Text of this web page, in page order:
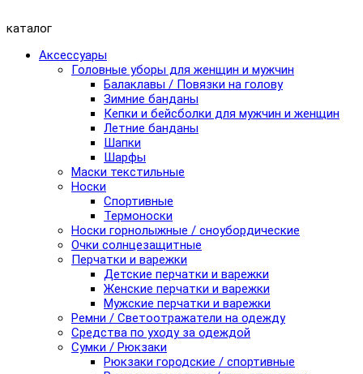
каталог
Аксессуары
Головные уборы для женщин и мужчин
Балаклавы / Повязки на голову
Зимние банданы
Кепки и бейсболки для мужчин и женщин
Летние банданы
Шапки
Шарфы
Маски текстильные
Носки
Спортивные
Термоноски
Носки горнолыжные / сноубордические
Очки солнцезащитные
Перчатки и варежки
Детские перчатки и варежки
Женские перчатки и варежки
Мужские перчатки и варежки
Ремни / Светоотражатели на одежду
Средства по уходу за одеждой
Сумки / Рюкзаки
Рюкзаки городские / спортивные